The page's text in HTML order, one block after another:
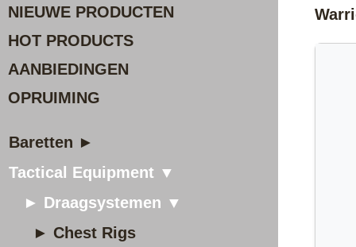
NIEUWE PRODUCTEN
HOT PRODUCTS
AANBIEDINGEN
OPRUIMING
Baretten ►
Tactical Equipment ▼
► Draagsystemen ▼
► Chest Rigs